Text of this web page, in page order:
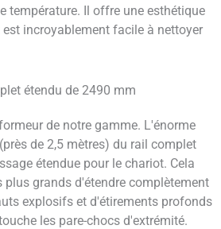
température. Il offre une esthétique
incroyablement facile à nettoyer
étendu de 2490 mm
de notre gamme. L'énorme
de 2,5 mètres) du rail complet
étendue pour le chariot. Cela
plus grands d'étendre complètement
explosifs et d'étirements profonds
les pare-chocs d'extrémité.